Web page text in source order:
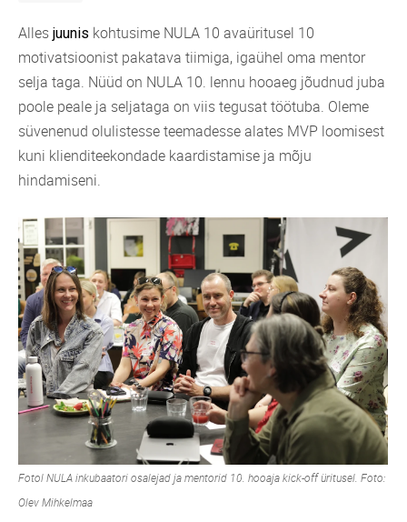
Alles juunis kohtusime NULA 10 avaüritusel 10
motivatsioonist pakatava tiimiga, igaühel oma mentor
selja taga. Nüüd on NULA 10. lennu hooaeg jõudnud juba
poole peale ja seljataga on viis tegusat töötuba. Oleme
süvenenud olulistesse teemadesse alates MVP loomisest
kuni klienditeekondade kaardistamise ja mõju
hindamiseni.
Fotol NULA inkubaatori osalejad ja mentorid 10. hooaja kick-off üritusel. Foto:
Olev Mihkelmaa